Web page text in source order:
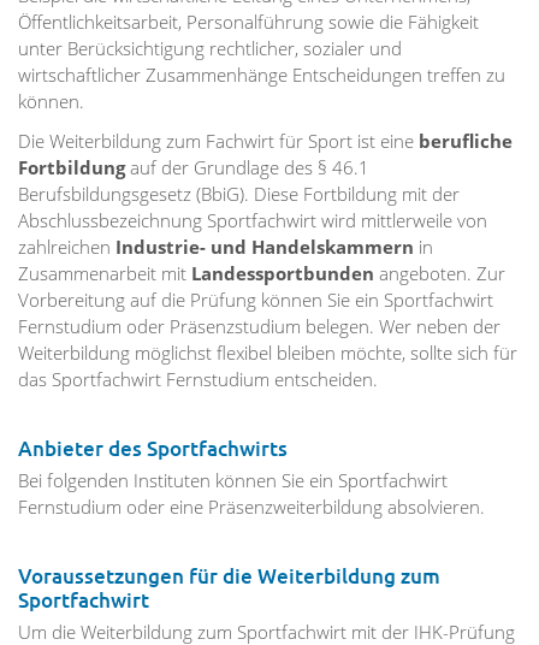
Öffentlichkeitsarbeit, Personalführung sowie die Fähigkeit
unter Berücksichtigung rechtlicher, sozialer und
wirtschaftlicher Zusammenhänge Entscheidungen treffen zu
können.
Die Weiterbildung zum Fachwirt für Sport ist eine berufliche
Fortbildungauf der Grundlage des § 46.1
Berufsbildungsgesetz (BbiG). Diese Fortbildung mit der
Abschlussbezeichnung Sportfachwirt wird mittlerweile von
zahlreichen Industrie- und Handelskammern in
Zusammenarbeit mit Landessportbunden angeboten. Zur
Vorbereitung auf die Prüfung können Sie ein Sportfachwirt
Fernstudium oder Präsenzstudium belegen. Wer neben der
Weiterbildung möglichst flexibel bleiben möchte, sollte sich für
das Sportfachwirt Fernstudium entscheiden.
Anbieter des Sportfachwirts
Bei folgenden Instituten können Sie ein Sportfachwirt
Fernstudium oder eine Präsenzweiterbildung absolvieren.
Voraussetzungen für die Weiterbildung zum
Sportfachwirt
Um die Weiterbildung zum Sportfachwirt mit der IHK-Prüfung